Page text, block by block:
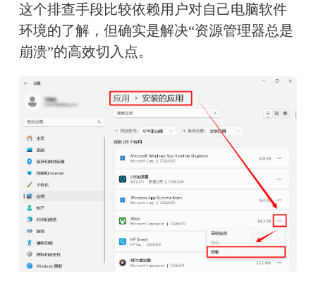
这个排查手段比较依赖用户对自己电脑软件
环境的了解，但确实是解决“资源管理器总是
崩溃”的高效切入点。